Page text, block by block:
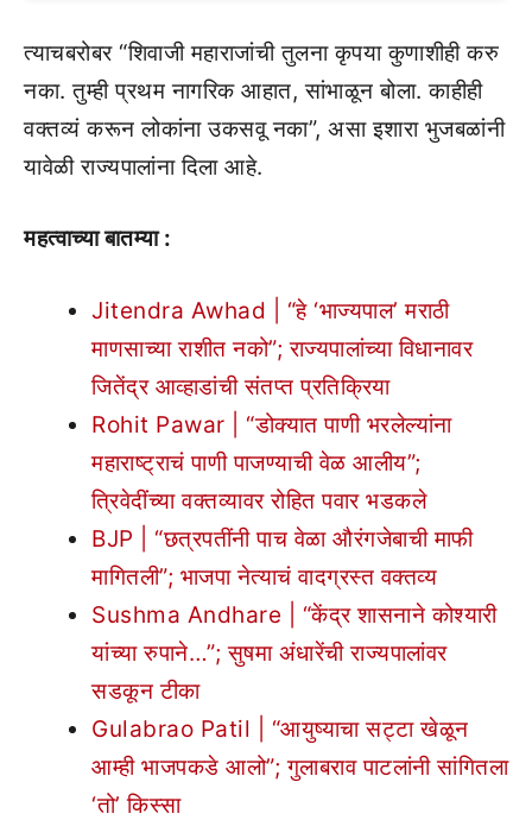
त्याचबरोबर “शिवाजी महाराजांची तुलना कृपया कुणाशीही करु
नका. तुम्ही प्रथम नागरिक आहात, सांभाळून बोला. काहीही
वक्तव्यं करून लोकांना उकसवू नका”, असा इशारा भुजबळांनी
यावेळी राज्यपालांना दिला आहे.
महत्वाच्या बातम्या :
Jitendra Awhad | “हे ‘भाज्यपाल’ मराठी
माणसाच्या राशीत नको”; राज्यपालांच्या विधानावर
जितेंद्र आव्हाडांची संतप्त प्रतिक्रिया
Rohit Pawar | “डोक्यात पाणी भरलेल्यांना
महाराष्ट्राचं पाणी पाजण्याची वेळ आलीय”;
त्रिवेदींच्या वक्तव्यावर रोहित पवार भडकले
BJP | “छत्रपतींनी पाच वेळा औरंगजेबाची माफी
मागितली”; भाजपा नेत्याचं वादग्रस्त वक्तव्य
Sushma Andhare | “केंद्र शासनाने कोश्यारी
यांच्या रुपाने…”; सुषमा अंधारेंची राज्यपालांवर
सडकून टीका
Gulabrao Patil | “आयुष्याचा सट्टा खेळून
आम्ही भाजपकडे आलो”; गुलाबराव पाटलांनी सांगितला
‘तो’ किस्सा